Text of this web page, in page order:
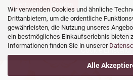
Wir verwenden Cookies und ähnliche
Drittanbietern, um die ordentliche
gewährleisten, die Nutzung unseres
ein bestmögliches Einkaufserlebnis bieten
Informationen finden Sie in unserer
Alle
Alle Preise sind inkl. MwSt.,
Online Shopby Gambio.de © 2025
Cookie